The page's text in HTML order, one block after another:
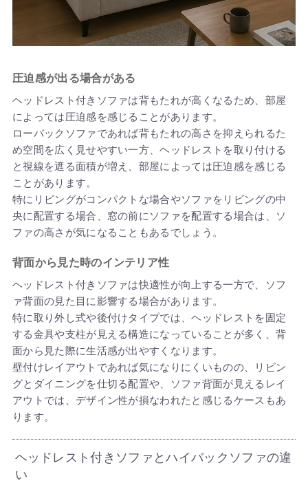
圧迫感が出る場合がある
ヘッドレスト付きソファは背もたれが高くなるため、部屋
によっては圧迫感を感じることがあります。
ローバックソファであれば背もたれの高さを抑えられるた
め空間を広く見せやすい一方、ヘッドレストを取り付ける
と視線を遮る面積が増え、部屋によっては圧迫感を感じる
ことがあります。
特にリビングがコンパクトな場合やソファをリビングの中
央に配置する場合、窓の前にソファを配置する場合は、ソ
ファの高さが気になることもあるでしょう。
背面から見た時のインテリア性
ヘッドレスト付きソファは快適性が向上する一方で、ソフ
ァ背面の見た目に影響する場合があります。
特に取り外し式や後付けタイプでは、ヘッドレストを固定
する金具や支柱が見える構造になっていることが多く、背
面から見た際に生活感が出やすくなります。
壁付けレイアウトであれば気になりにくいものの、リビン
グとダイニングを仕切る配置や、ソファ背面が見えるレイ
アウトでは、デザイン性が損なわれたと感じるケースもあ
ります。
ヘッドレスト付きソファとハイバックソファの違
い